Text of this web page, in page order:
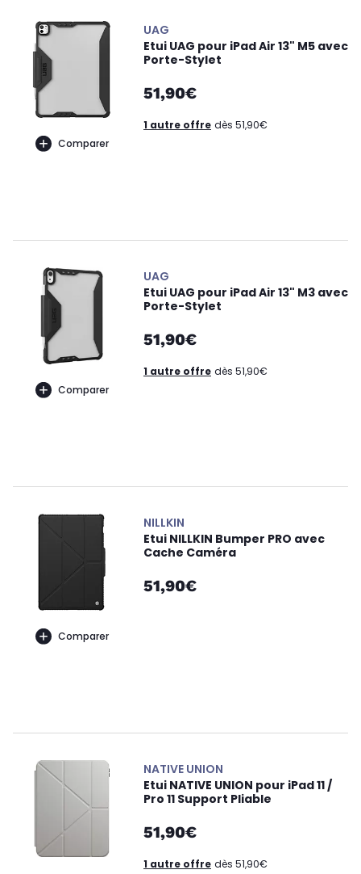
Comparer
UAG
Etui UAG pour iPad Air 13" M5 avec
Porte-Stylet
51,90€
1 autre offre dès 51,90€
Comparer
UAG
Etui UAG pour iPad Air 13" M3 avec
Porte-Stylet
51,90€
1 autre offre dès 51,90€
Comparer
NILLKIN
Etui NILLKIN Bumper PRO avec
Cache Caméra
51,90€
NATIVE UNION
Etui NATIVE UNION pour iPad 11 /
Pro 11 Support Pliable
51,90€
1 autre offre dès 51,90€